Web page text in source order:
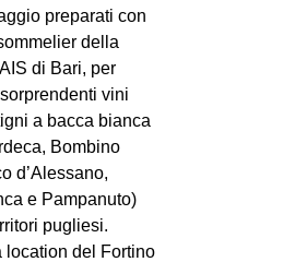
preparati con
della
di Bari, per
vini
a bacca bianca
Bombino
d’Alessano,
e Pampanuto)
pugliesi.
location del Fortino